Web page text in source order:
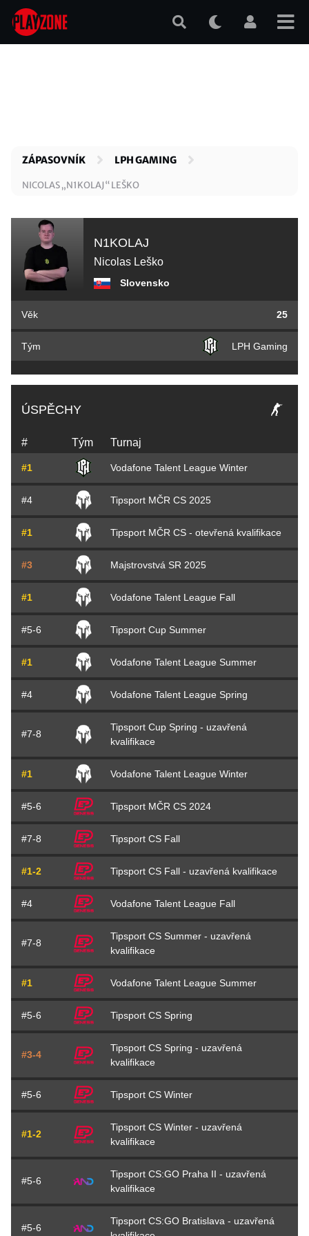
Přejít
hlavnímu
ZÁPASOVNÍK LPH GAMING
NICOLAS „N1KOLAJ“ LEŠKO
N1KOLAJ
Nicolas Leško
Slovensko
Věk 25
Tým LPH Gaming
ÚSPĚCHY
# Tým Turnaj
#1 Vodafone Talent League Winter
#4 Tipsport MČR CS 2025
#1 Tipsport MČR CS - otevřená kvalifikace
#3 Majstrovstvá SR 2025
#1 Vodafone Talent League Fall
#5-6 Tipsport Cup Summer
#1 Vodafone Talent League Summer
#4 Vodafone Talent League Spring
#7-8
Tipsport Cup Spring - uzavřená
kvalifikace
#1 Vodafone Talent League Winter
#5-6 Tipsport MČR CS 2024
#7-8 Tipsport CS Fall
#1-2 Tipsport CS Fall - uzavřená kvalifikace
#4 Vodafone Talent League Fall
#7-8
Tipsport CS Summer - uzavřená
kvalifikace
#1 Vodafone Talent League Summer
#5-6 Tipsport CS Spring
#3-4
Tipsport CS Spring - uzavřená
kvalifikace
#5-6 Tipsport CS Winter
#1-2
Tipsport CS Winter - uzavřená
kvalifikace
#5-6
Tipsport CS:GO Praha II - uzavřená
kvalifikace
#5-6
Tipsport CS:GO Bratislava - uzavřená